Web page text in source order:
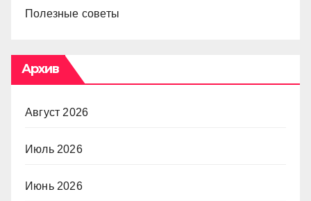
Полезные советы
Архив
Август 2026
Июль 2026
Июнь 2026